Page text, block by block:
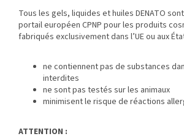
Tous les gels, liquides et huiles DENATO
portail européen CPNP pour les produits
fabriqués exclusivement dans l’UE ou aux
ne contiennent pas de substances
interdites
ne sont pas testés sur les animaux
minimisent le risque de réactions
ATTENTION :